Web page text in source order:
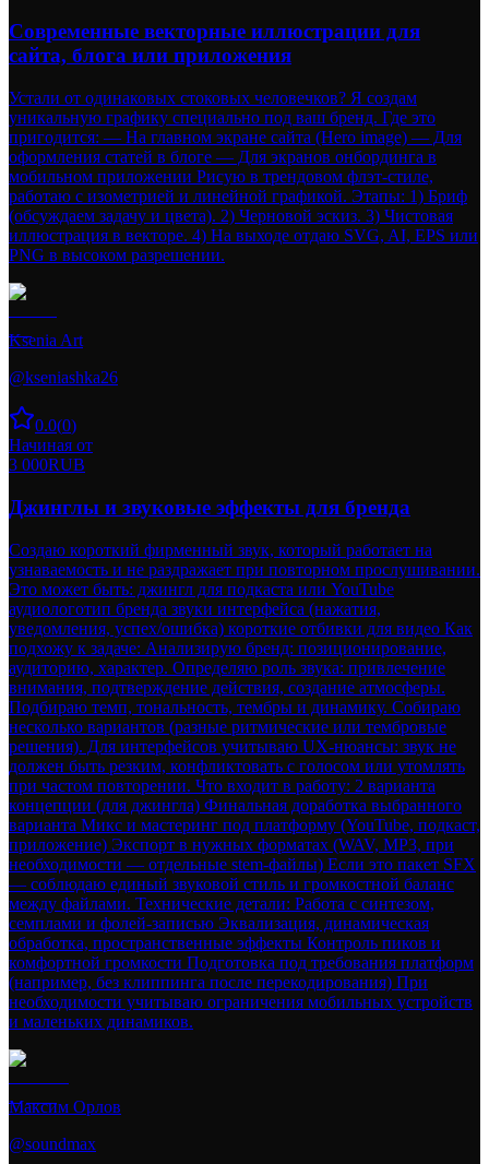
Современные векторные иллюстрации для
сайта, блога или приложения
Устали от одинаковых стоковых человечков? Я создам
уникальную графику специально под ваш бренд. Где это
пригодится: — На главном экране сайта (Hero image) — Для
оформления статей в блоге — Для экранов онбординга в
мобильном приложении Рисую в трендовом флэт-стиле,
работаю с изометрией и линейной графикой. Этапы: 1) Бриф
(обсуждаем задачу и цвета). 2) Черновой эскиз. 3) Чистовая
иллюстрация в векторе. 4) На выходе отдаю SVG, AI, EPS или
PNG в высоком разрешении.
Ksenia Art
@kseniashka26
0.0(0)
Начиная от
3 000RUB
Джинглы и звуковые эффекты для бренда
Создаю короткий фирменный звук, который работает на
узнаваемость и не раздражает при повторном прослушивании.
Это может быть: джингл для подкаста или YouTube
аудиологотип бренда звуки интерфейса (нажатия,
уведомления, успех/ошибка) короткие отбивки для видео Как
подхожу к задаче: Анализирую бренд: позиционирование,
аудиторию, характер. Определяю роль звука: привлечение
внимания, подтверждение действия, создание атмосферы.
Подбираю темп, тональность, тембры и динамику. Собираю
несколько вариантов (разные ритмические или тембровые
решения). Для интерфейсов учитываю UX-нюансы: звук не
должен быть резким, конфликтовать с голосом или утомлять
при частом повторении. Что входит в работу: 2 варианта
концепции (для джингла) Финальная доработка выбранного
варианта Микс и мастеринг под платформу (YouTube, подкаст,
приложение) Экспорт в нужных форматах (WAV, MP3, при
необходимости — отдельные stem-файлы) Если это пакет SFX
— соблюдаю единый звуковой стиль и громкостной баланс
между файлами. Технические детали: Работа с синтезом,
семплами и фолей-записью Эквализация, динамическая
обработка, пространственные эффекты Контроль пиков и
комфортной громкости Подготовка под требования платформ
(например, без клиппинга после перекодирования) При
необходимости учитываю ограничения мобильных устройств
и маленьких динамиков.
Максим Орлов
@soundmax